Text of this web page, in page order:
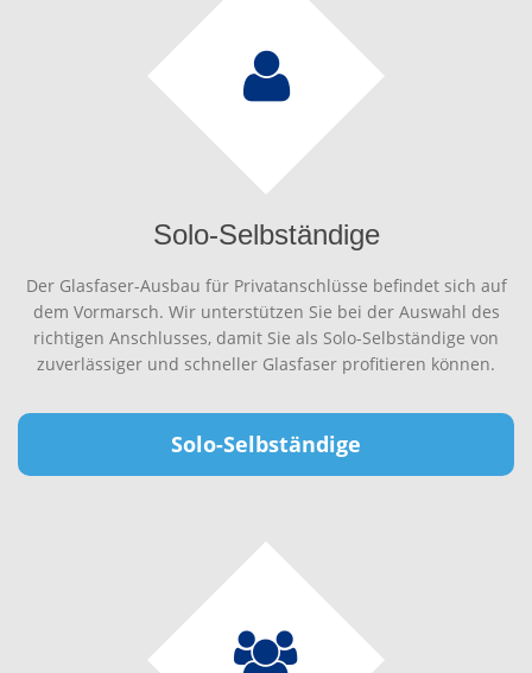
Solo-Selbständige
Der Glasfaser-Ausbau für Privatanschlüsse befindet sich auf
dem Vormarsch. Wir unterstützen Sie bei der Auswahl des
richtigen Anschlusses, damit Sie als Solo-Selbständige von
zuverlässiger und schneller Glasfaser profitieren können.
Solo-Selbständige